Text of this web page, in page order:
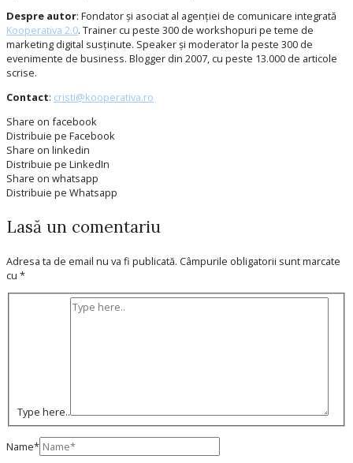
Despre autor: Fondator și asociat al agenției de comunicare integrată
Kooperativa 2.0. Trainer cu peste 300 de workshopuri pe teme de
marketing digital susținute. Speaker și moderator la peste 300 de
evenimente de business. Blogger din 2007, cu peste 13.000 de articole
scrise.
Contact: cristi@kooperativa.ro
Share on facebook
Distribuie pe Facebook
Share on linkedin
Distribuie pe LinkedIn
Share on whatsapp
Distribuie pe Whatsapp
Lasă un comentariu
Adresa ta de email nu va fi publicată. Câmpurile obligatorii sunt marcate
cu *
Type here..
Name*